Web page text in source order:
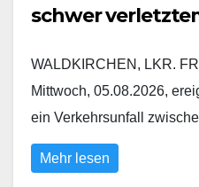
schwer
WALDKIRCHEN, LKR.
Mittwoch, 05.08.2026,
ein Verkehrsunfall
Mehr lesen